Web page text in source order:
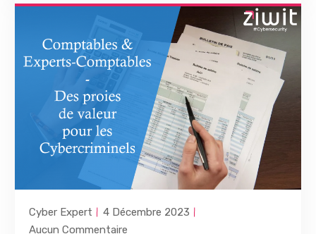
Cyber Expert
4 Décembre 2023
Aucun Commentaire